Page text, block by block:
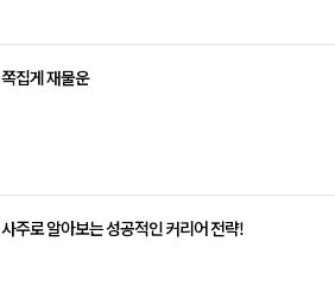
쪽집게 재물운
사주로 알아보는 성공적인 커리어 전략!